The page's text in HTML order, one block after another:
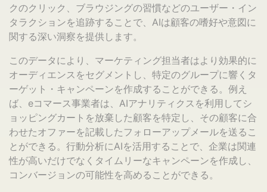
クのクリック、ブラウジングの習慣などのユーザー・イン
タラクションを追跡することで、AIは顧客の嗜好や意図に
関する深い洞察を提供します。
このデータにより、マーケティング担当者はより効果的に
オーディエンスをセグメントし、特定のグループに響くタ
ーゲット・キャンペーンを作成することができる。例え
ば、eコマース事業者は、AIアナリティクスを利用してシ
ョッピングカートを放棄した顧客を特定し、その顧客に合
わせたオファーを記載したフォローアップメールを送るこ
とができる。行動分析にAIを活用することで、企業は関連
性が高いだけでなくタイムリーなキャンペーンを作成し、
コンバージョンの可能性を高めることができる。